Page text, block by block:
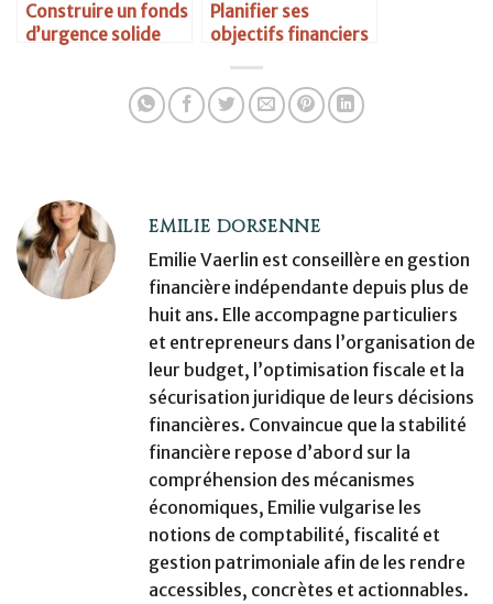
Construire un fonds
d’urgence solide
Planifier ses
objectifs financiers
EMILIE DORSENNE
Emilie Vaerlin est conseillère en gestion
financière indépendante depuis plus de
huit ans. Elle accompagne particuliers
et entrepreneurs dans l’organisation de
leur budget, l’optimisation fiscale et la
sécurisation juridique de leurs décisions
financières. Convaincue que la stabilité
financière repose d’abord sur la
compréhension des mécanismes
économiques, Emilie vulgarise les
notions de comptabilité, fiscalité et
gestion patrimoniale afin de les rendre
accessibles, concrètes et actionnables.